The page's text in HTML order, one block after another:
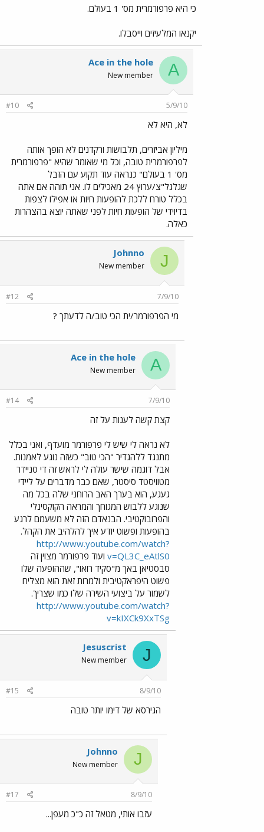
כי היא פרפורמרית מס' 1 בעולם.
יקנאו המלעיזים וייסבלו.
A
Ace in the hole
New member
5/9/10
#10
לא, היא לא
מיליון אביזרים, תלבושות ורקדנים לא הופך אותה
לפרפורמרית טובה, וכל מי שאומר שהיא "פרפורמרית
מס' 1 בעולם" כנראה עוד תקוע עם הזבל
שגלגל"צ/ערוץ 24 מאכילים לו. אני תוהה אם אתה
בכלל טורח ללכת להופעות חיות או אפילו לצפות
בדיוידי של הופעות חיות לפני שאתה יוצא בהצהרות
כאלה.
J
Johnno
New member
7/9/10
#12
מי הפרפורמר/ית הכי טוב/ה לדעתך ?
A
Ace in the hole
New member
7/9/10
#14
קצת קשה לענות על זה
לא נראה לי שיש לי פרפורמר מועדף, ואני בכלל
מתנגד ללהגדיר "הכי טוב" כשזה נוגע לאמנות.
אבל דוגמה שישר עולה לי לראש זה די סניידר
מטוויסטד סיסטר, שאם כבר מדברים על ליידי
געגע, הוא בערך האב הרוחני שלה בכל מה
שנוגע ללבוש המגוחך והמראה הקוקסינלי
והפרובוקטיבי. הבנאדם הזה לא משעמם לרגע
בהופעות ופשוט יודע איך להלהיב את הקהל.
http://www.youtube.com/watch?
v=QL3C_eAtlS0 ועוד פרפורמר מצוין זה
סבסטיאן באך מ"סקיד רואו", שההופעה שלו
פשוט היפראקטיבית ולמרות זאת הוא מצליח
לשמור על ביצועי השירה שלו כמו שצריך.
http://www.youtube.com/watch?
v=kIXCk9XxTSg
J
Jesuscrist
New member
8/9/10
#15
הגירסא של דימו יותר טובה
J
Johnno
New member
8/9/10
#17
עזבו אותי, מטאל זה כ"כ מעפן...